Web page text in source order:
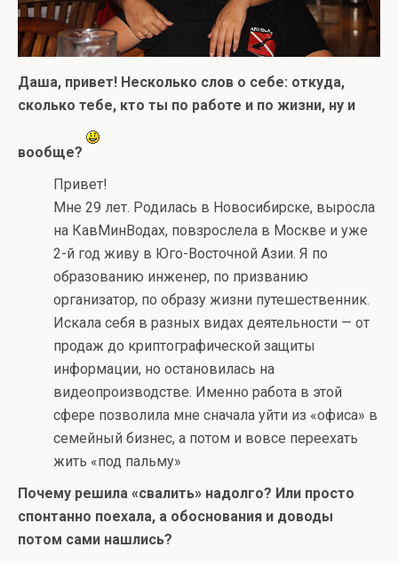
Даша, привет! Несколько слов о себе: откуда,
сколько тебе, кто ты по работе и по жизни, ну и
вообще?
Привет!
Мне 29 лет. Родилась в Новосибирске, выросла
на КавМинВодах, повзрослела в Москве и уже
2-й год живу в Юго-Восточной Азии. Я по
образованию инженер, по призванию
организатор, по образу жизни путешественник.
Искала себя в разных видах деятельности — от
продаж до криптографической защиты
информации, но остановилась на
видеопроизводстве. Именно работа в этой
сфере позволила мне сначала уйти из «офиса» в
семейный бизнес, а потом и вовсе переехать
жить «под пальму»
Почему решила «свалить» надолго? Или просто
спонтанно поехала, а обоснования и доводы
потом сами нашлись?